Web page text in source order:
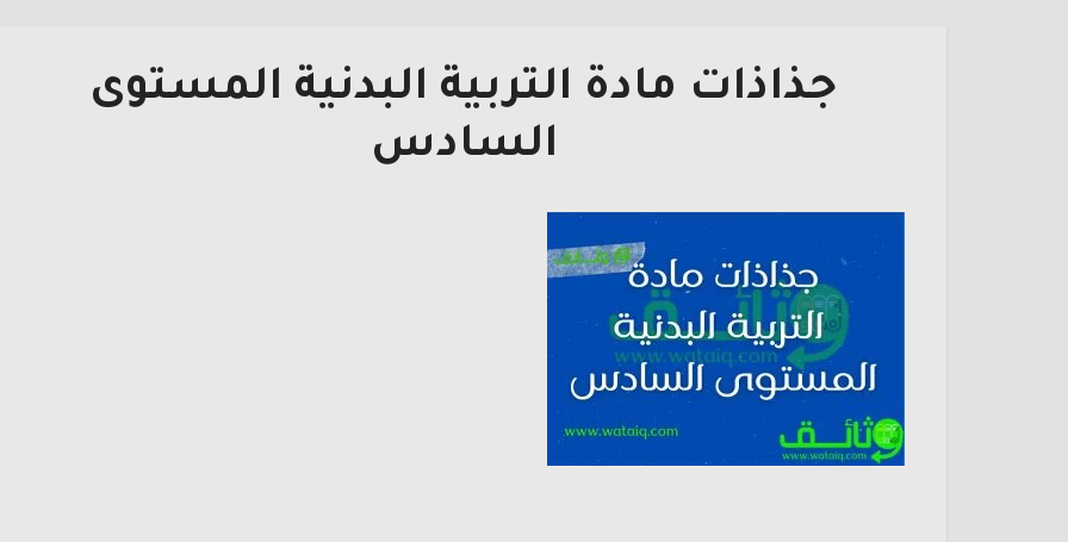
جذاذات مادة التربية البدنية المستوى
السادس